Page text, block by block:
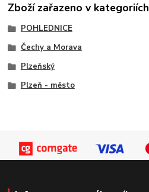
Zboží zařazeno v kategoriích
POHLEDNICE
Čechy a Morava
Plzeňský
Plzeň - město